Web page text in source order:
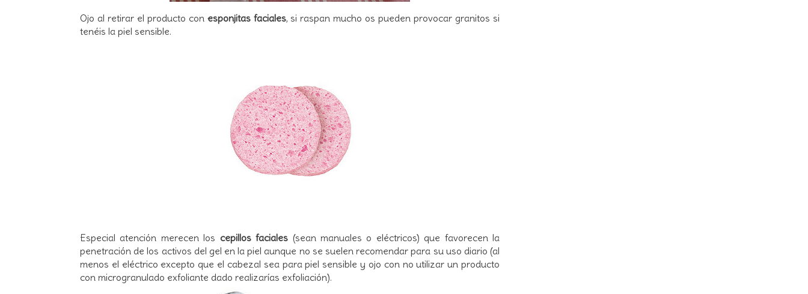
Ojo al retirar el producto con esponjitas faciales, si raspan mucho os pueden provocar granitos si
tenéis la piel sensible.
Especial atención merecen los cepillos faciales (sean manuales o eléctricos) que favorecen la
penetración de los activos del gel en la piel aunque no se suelen recomendar para su uso diario (al
menos el eléctrico excepto que el cabezal sea para piel sensible y ojo con no utilizar un producto
con microgranulado exfoliante dado realizarías exfoliación).